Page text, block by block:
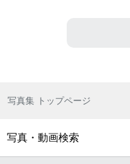
写真集 トップページ
写真・動画検索